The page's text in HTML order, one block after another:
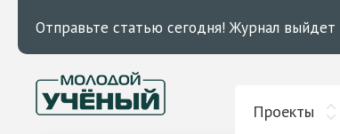
Отправьте статью сегодня! Журнал выйдет
Проекты